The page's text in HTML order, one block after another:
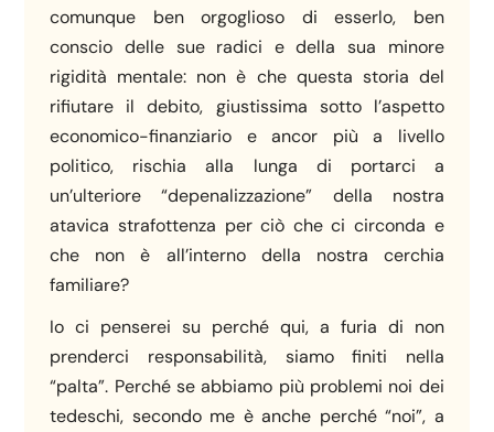
comunque ben orgoglioso di esserlo, ben
conscio delle sue radici e della sua minore
rigidità mentale: non è che questa storia del
rifiutare il debito, giustissima sotto l’aspetto
economico-finanziario e ancor più a livello
politico, rischia alla lunga di portarci a
un’ulteriore “depenalizzazione” della nostra
atavica strafottenza per ciò che ci circonda e
che non è all’interno della nostra cerchia
familiare?
Io ci penserei su perché qui, a furia di non
prenderci responsabilità, siamo finiti nella
“palta”. Perché se abbiamo più problemi noi dei
tedeschi, secondo me è anche perché “noi”, a